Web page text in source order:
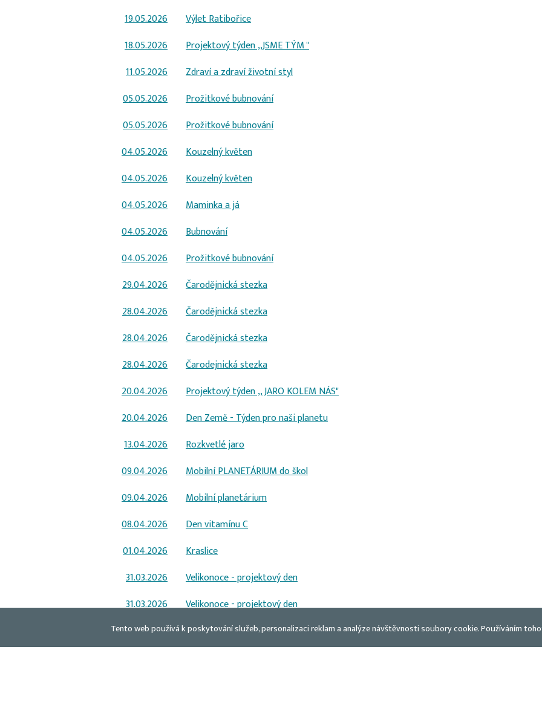
19.05.2026
Výlet Ratibořice
18.05.2026
Projektový týden ,,JSME TÝM "
11.05.2026
Zdraví a zdraví životní styl
05.05.2026
Prožitkové bubnování
05.05.2026
Prožitkové bubnování
04.05.2026
Kouzelný květen
04.05.2026
Kouzelný květen
04.05.2026
Maminka a já
04.05.2026
Bubnování
04.05.2026
Prožitkové bubnování
29.04.2026
Čarodějnická stezka
28.04.2026
Čarodějnická stezka
28.04.2026
Čarodějnická stezka
28.04.2026
Čarodejnická stezka
20.04.2026
Projektový týden ,, JARO KOLEM NÁS"
20.04.2026
Den Země - Týden pro naši planetu
13.04.2026
Rozkvetlé jaro
09.04.2026
Mobilní PLANETÁRIUM do škol
09.04.2026
Mobilní planetárium
08.04.2026
Den vitamínu C
01.04.2026
Kraslice
31.03.2026
Velikonoce - projektový den
31.03.2026
Velikonoce - projektový den
26.03.2026
„Planetárium do škol“
Tento web používá k poskytování služeb, personalizaci reklam a analýze návštěvnosti soubory cookie. Používáním